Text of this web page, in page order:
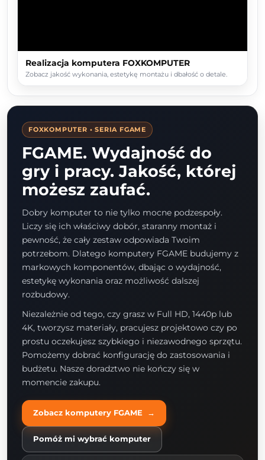
Realizacja komputera FOXKOMPUTER
Zobacz jakość wykonania, estetykę montażu i dbałość o detale.
FOXKOMPUTER • SERIA FGAME
FGAME. Wydajność do
gry i pracy. Jakość, której
możesz zaufać.
Dobry komputer to nie tylko mocne podzespoły.
Liczy się ich właściwy dobór, staranny montaż i
pewność, że cały zestaw odpowiada Twoim
potrzebom. Dlatego komputery FGAME budujemy z
markowych komponentów, dbając o wydajność,
estetykę wykonania oraz możliwość dalszej
rozbudowy.
Niezależnie od tego, czy grasz w Full HD, 1440p lub
4K, tworzysz materiały, pracujesz projektowo czy po
prostu oczekujesz szybkiego i niezawodnego sprzętu.
Pomożemy dobrać konfigurację do zastosowania i
budżetu. Nasze doradztwo nie kończy się w
momencie zakupu.
Zobacz komputery FGAME →
Pomóż mi wybrać komputer